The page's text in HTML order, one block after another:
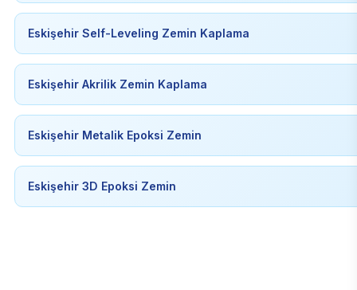
Eskişehir Self-Leveling Zemin Kaplama
Eskişehir Akrilik Zemin Kaplama
Eskişehir Metalik Epoksi Zemin
Eskişehir 3D Epoksi Zemin